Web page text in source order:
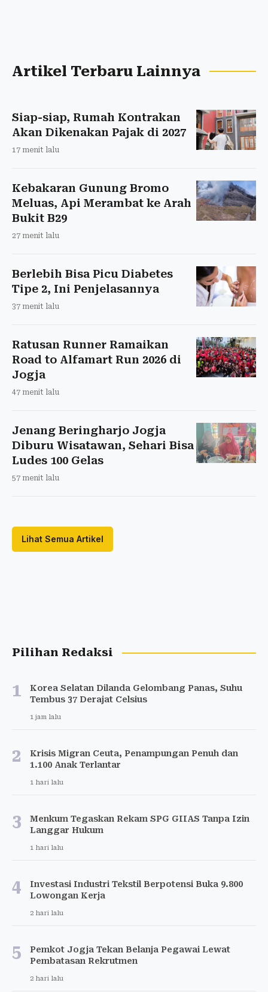
Artikel Terbaru Lainnya
Siap-siap, Rumah Kontrakan
Akan Dikenakan Pajak di 2027
17 menit lalu
Kebakaran Gunung Bromo
Meluas, Api Merambat ke Arah
Bukit B29
27 menit lalu
Berlebih Bisa Picu Diabetes
Tipe 2, Ini Penjelasannya
37 menit lalu
Ratusan Runner Ramaikan
Road to Alfamart Run 2026 di
Jogja
47 menit lalu
Jenang Beringharjo Jogja
Diburu Wisatawan, Sehari Bisa
Ludes 100 Gelas
57 menit lalu
Lihat Semua Artikel
Pilihan Redaksi
1
Korea Selatan Dilanda Gelombang Panas, Suhu
Tembus 37 Derajat Celsius
1 jam lalu
2
Krisis Migran Ceuta, Penampungan Penuh dan
1.100 Anak Terlantar
1 hari lalu
3
Menkum Tegaskan Rekam SPG GIIAS Tanpa Izin
Langgar Hukum
1 hari lalu
4
Investasi Industri Tekstil Berpotensi Buka 9.800
Lowongan Kerja
2 hari lalu
5
Pemkot Jogja Tekan Belanja Pegawai Lewat
Pembatasan Rekrutmen
2 hari lalu